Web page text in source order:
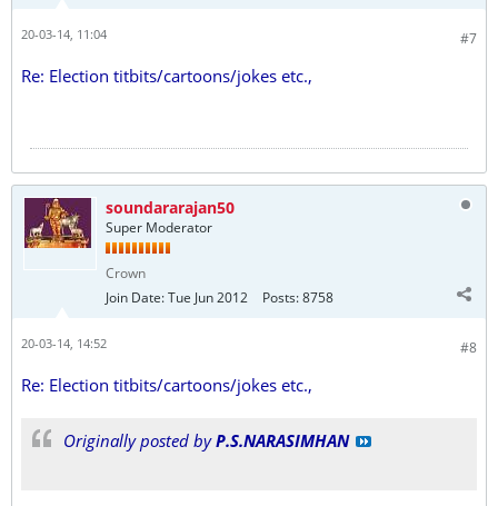
#7
20-03-14, 11:04
Re: Election titbits/cartoons/jokes etc.,
soundararajan50
Super Moderator
Crown
Join Date:Tue Jun 2012 Posts:8758
#8
20-03-14, 14:52
Re: Election titbits/cartoons/jokes etc.,
Originally posted byP.S.NARASIMHAN